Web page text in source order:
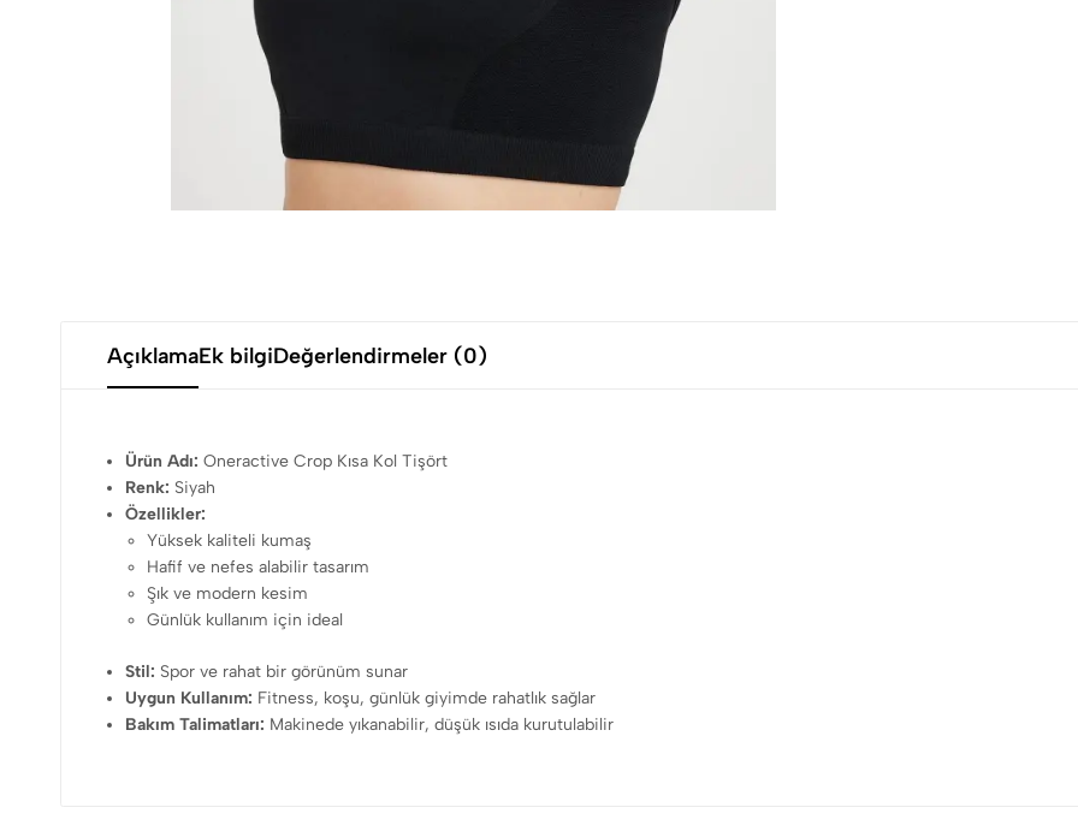
AçıklamaEk bilgiDeğerlendirmeler (0)
Ürün Adı: Oneractive Crop Kısa Kol Tişört
Renk: Siyah
Özellikler:
Yüksek kaliteli kumaş
Hafif ve nefes alabilir tasarım
Şık ve modern kesim
Günlük kullanım için ideal
Stil: Spor ve rahat bir görünüm sunar
Uygun Kullanım: Fitness, koşu, günlük giyimde rahatlık sağlar
Bakım Talimatları: Makinede yıkanabilir, düşük ısıda kurutulabilir